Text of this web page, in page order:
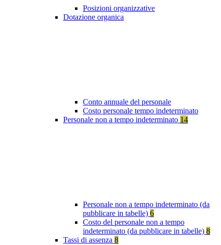
Posizioni organizzative
Dotazione organica
Conto annuale del personale
Costo personale tempo indeterminato
Personale non a tempo indeterminato 14
Personale non a tempo indeterminato (da
pubblicare in tabelle) 6
Costo del personale non a tempo
indeterminato (da pubblicare in tabelle) 8
Tassi di assenza 8